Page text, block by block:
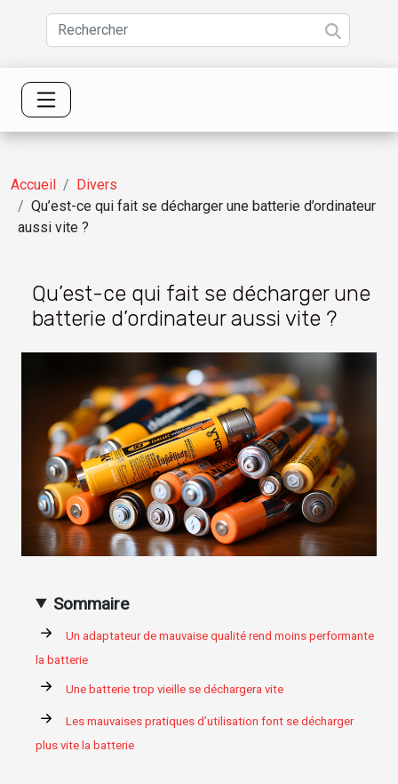
Accueil
Divers
Qu’est-ce qui fait se décharger une batterie d’ordinateur
aussi vite ?
Qu’est-ce qui fait se décharger une
batterie d’ordinateur aussi vite ?
Sommaire
Un adaptateur de mauvaise qualité rend moins performante
la batterie
Une batterie trop vieille se déchargera vite
Les mauvaises pratiques d’utilisation font se décharger
plus vite la batterie